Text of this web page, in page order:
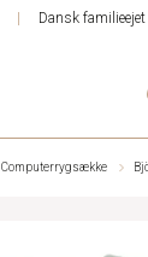
Dansk familieejet
Computerrygsække